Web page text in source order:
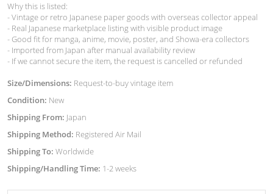
Why this is listed:
- Vintage or retro Japanese paper goods with overseas collector appeal
- Real Japanese marketplace listing with visible product image
- Good fit for manga, anime, movie, poster, and Showa-era collectors
- Imported from Japan after manual availability review
- If we cannot secure the item, the request is cancelled or refunded
Size/Dimensions: Request-to-buy vintage item
Condition: New
Shipping From: Japan
Shipping Method: Registered Air Mail
Shipping To: Worldwide
Shipping/Handling Time: 1-2 weeks